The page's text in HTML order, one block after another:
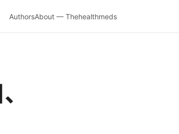
AuthorsAbout — Thehealthmeds